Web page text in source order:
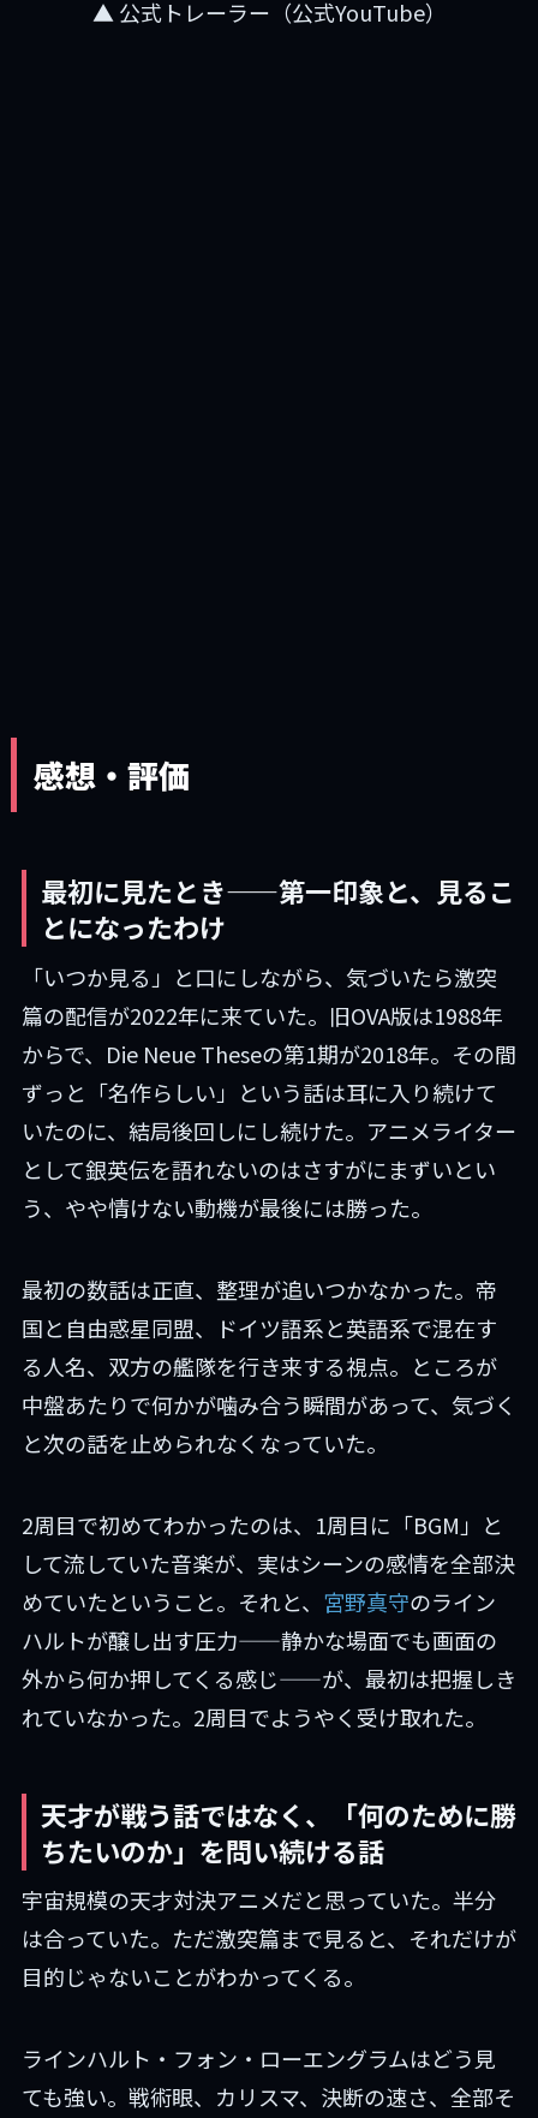
▲ 公式トレーラー（公式YouTube）
感想・評価
最初に見たとき——第一印象と、見るこ
とになったわけ
「いつか見る」と口にしながら、気づいたら激突
篇の配信が2022年に来ていた。旧OVA版は1988年
からで、Die Neue Theseの第1期が2018年。その間
ずっと「名作らしい」という話は耳に入り続けて
いたのに、結局後回しにし続けた。アニメライター
として銀英伝を語れないのはさすがにまずいとい
う、やや情けない動機が最後には勝った。
最初の数話は正直、整理が追いつかなかった。帝
国と自由惑星同盟、ドイツ語系と英語系で混在す
る人名、双方の艦隊を行き来する視点。ところが
中盤あたりで何かが噛み合う瞬間があって、気づく
と次の話を止められなくなっていた。
2周目で初めてわかったのは、1周目に「BGM」と
して流していた音楽が、実はシーンの感情を全部決
めていたということ。それと、 宮野真守のライン
ハルトが醸し出す圧力——静かな場面でも画面の
外から何か押してくる感じ——が、最初は把握しき
れていなかった。2周目でようやく受け取れた。
天才が戦う話ではなく、「何のために勝
ちたいのか」を問い続ける話
宇宙規模の天才対決アニメだと思っていた。半分
は合っていた。ただ激突篇まで見ると、それだけが
目的じゃないことがわかってくる。
ラインハルト・フォン・ローエングラムはどう見
ても強い。戦術眼、カリスマ、決断の速さ、全部そ